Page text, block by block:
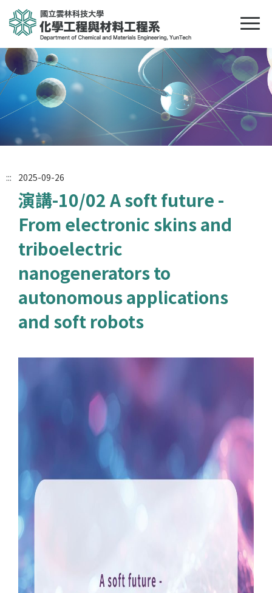
::: 2025-09-26
演講-10/02 A soft future -
From electronic skins and
triboelectric
nanogenerators to
autonomous applications
and soft robots